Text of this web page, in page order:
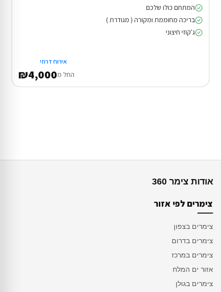
המתחם כולו שלכם
בריכה מחוממת ומקורה ( מגודרת )
ג'קוזי חיצוני
אירוח דרוזי
החל מ₪4,000
אודות צימר 360
צימרים לפי אזור
צימרים בצפון
צימרים בדרום
צימרים במרכז
אזור ים המלח
צימרים בגולן